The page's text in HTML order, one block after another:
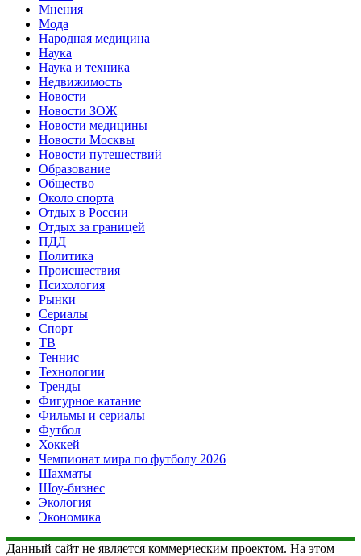
Мнения
Мода
Народная медицина
Наука
Наука и техника
Недвижимость
Новости
Новости ЗОЖ
Новости медицины
Новости Москвы
Новости путешествий
Образование
Общество
Около спорта
Отдых в России
Отдых за границей
ПДД
Политика
Происшествия
Психология
Рынки
Сериалы
Спорт
ТВ
Теннис
Технологии
Тренды
Фигурное катание
Фильмы и сериалы
Футбол
Хоккей
Чемпионат мира по футболу 2026
Шахматы
Шоу-бизнес
Экология
Экономика
Данный сайт не является коммерческим проектом. На этом